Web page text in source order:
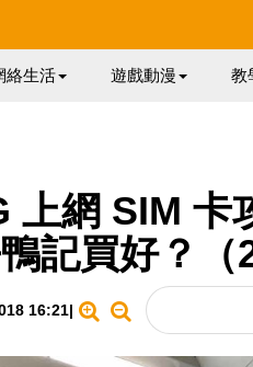
絡生活 遊戲動漫 教
上網 SIM 卡
記買好？（
16:21|